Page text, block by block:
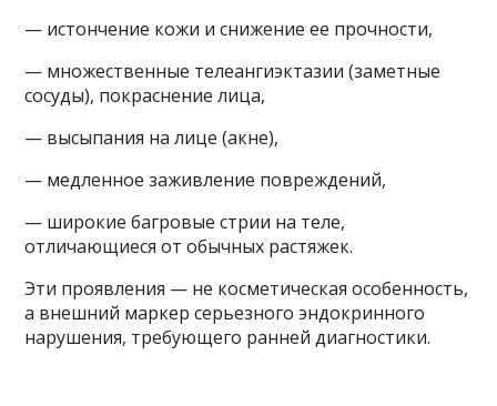
— истончение кожи и снижение ее прочности,
— множественные телеангиэктазии (заметные
сосуды), покраснение лица,
— высыпания на лице (акне),
— медленное заживление повреждений,
— широкие багровые стрии на теле,
отличающиеся от обычных растяжек.
Эти проявления — не косметическая особенность,
а внешний маркер серьезного эндокринного
нарушения, требующего ранней диагностики.